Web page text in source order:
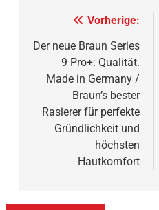
Vorherige:
Der neue Braun Series
9 Pro+: Qualität.
Made in Germany /
Braun’s bester
Rasierer für perfekte
Gründlichkeit und
höchsten
Hautkomfort